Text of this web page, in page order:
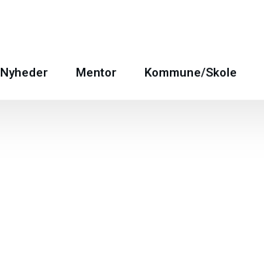
Nyheder Mentor Kommune/Skole